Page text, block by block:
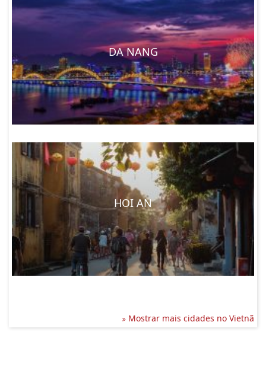
DA NANG
HOI AN
Mostrar mais cidades no Vietnã